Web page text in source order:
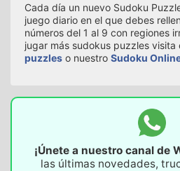
Cada día un nuevo Sudoku
juego diario en el que debes
números del 1 al 9 con regiones
jugar más sudokus puzzles visita
puzzles o nuestro Sudoku
¡Únete a nuestro canal de
las últimas novedades,